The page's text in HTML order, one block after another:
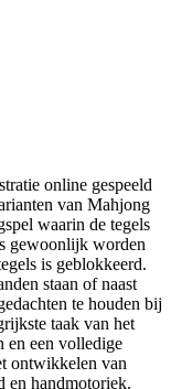
online gespeeld
van Mahjong
waarin de tegels
gewoonlijk worden
is geblokkeerd.
staan of naast
te houden bij
taak van het
en een volledige
ontwikkelen van
en handmotoriek.